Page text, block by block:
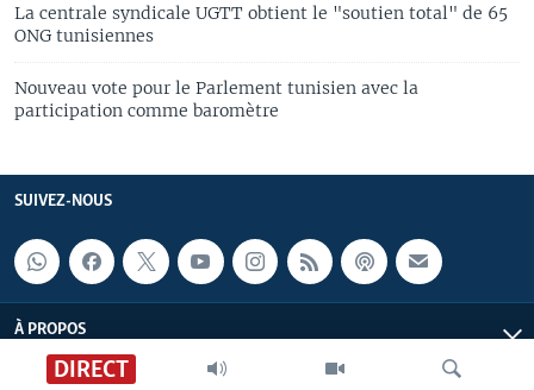
DIRECT
La centrale syndicale UGTT obtient le "soutien total" de 65
ONG tunisiennes
Nouveau vote pour le Parlement tunisien avec la
participation comme baromètre
SUIVEZ-NOUS
À PROPOS